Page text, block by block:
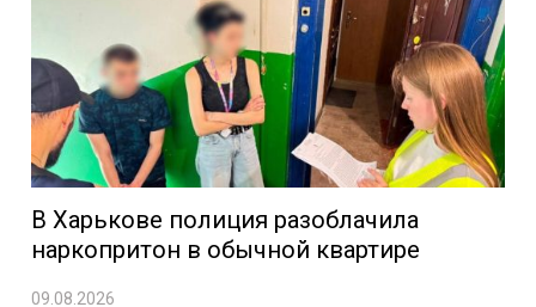
В Харькове полиция разоблачила
наркопритон в обычной квартире
09.08.2026